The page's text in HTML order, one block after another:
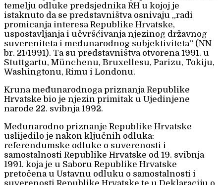
temelju odluke predsjednika RH u kojoj je
istaknuto da se predstavništva osnivaju „radi
promicanja interesa Republike Hrvatske,
uspostavljanja i učvršćivanja njezinog državnog
suvereniteta i međunarodnog subjektiviteta“ (NN
br. 21/1991). Ta su predstavništva otvorena 1991. u
Stuttgartu, Münchenu, Bruxellesu, Parizu, Tokiju,
Washingtonu, Rimu i Londonu.
Kruna međunarodnoga priznanja Republike
Hrvatske bio je njezin primitak u Ujedinjene
narode 22. svibnja 1992.
Međunarodno priznanje Republike Hrvatske
uslijedilo je nakon ključnih odluka:
referendumske odluke o suverenosti i
samostalnosti Republike Hrvatske od 19. svibnja
1991. koja je u Saboru Republike Hrvatske
pretočena u Ustavnu odluku o samostalnosti i
suverenosti Republike Hrvatske te u Deklaraciju o